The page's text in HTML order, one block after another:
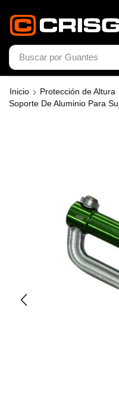
Buscar por Guantes
Inicio Protección de Altura
Soporte De Aluminio Para